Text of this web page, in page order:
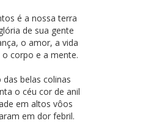
é a nossa terra
de sua gente
o amor, a vida
corpo e a mente.
belas colinas
o céu cor de anil
em altos vôos
em dor febril.